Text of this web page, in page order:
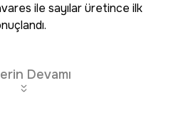
ile sayılar üretince ilk
Devamı